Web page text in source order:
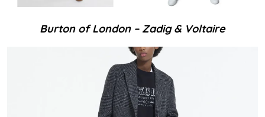
Burton of London – Zadig & Voltaire